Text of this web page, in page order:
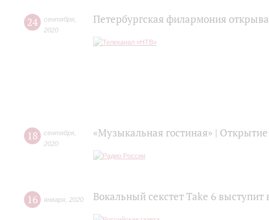
24 сентября
2020
Петербургская филармония
18 сентября
2020
«Музыкальная гостиная» |
16 января 2020 Вокальный секстет Take 6 выступит